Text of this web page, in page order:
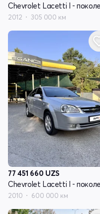
2012 305 000 км
77 451 660 UZS
2010 600 000 км